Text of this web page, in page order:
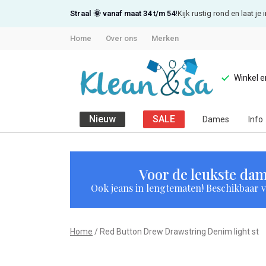
Straal 🌞 vanaf maat 34 t/m 54!Kijk rustig rond en laat je
Home Over ons Merken
Winkel
Nieuw SALE Dames Info
Drew
Drawstring
Voor de leukste
Ook jeans in lengtematen! Beschikbaar
Home Red Button Drew Drawstring Denim light st